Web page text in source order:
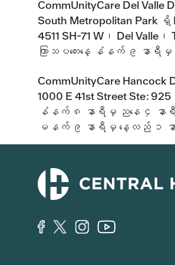
CommUnityCare Del
South Metropolitan Park ရှိ
4511 SH-71 W၊ Del Valle၊
ကြာသပတေးနေ့ နံနက် ၉ နာရီ
CommUnityCare
1000 E 41st Street Ste:
နံနက် ၈ နာရီမှ ညနေ ၄ နာရီ
မနက် ၉ နာရီမှ နေ့လည် ၁